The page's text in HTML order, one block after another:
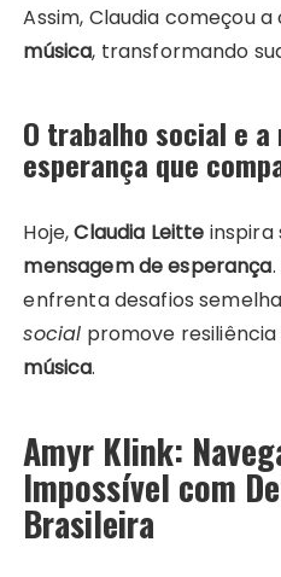
Assim, Claudia começou
música, transformando
O trabalho social e a
esperança que
Hoje,Claudia Leitte inspira
mensagem de esperança
enfrenta desafios
social promove
música.
Amyr Klink:
Impossível com
Brasileira